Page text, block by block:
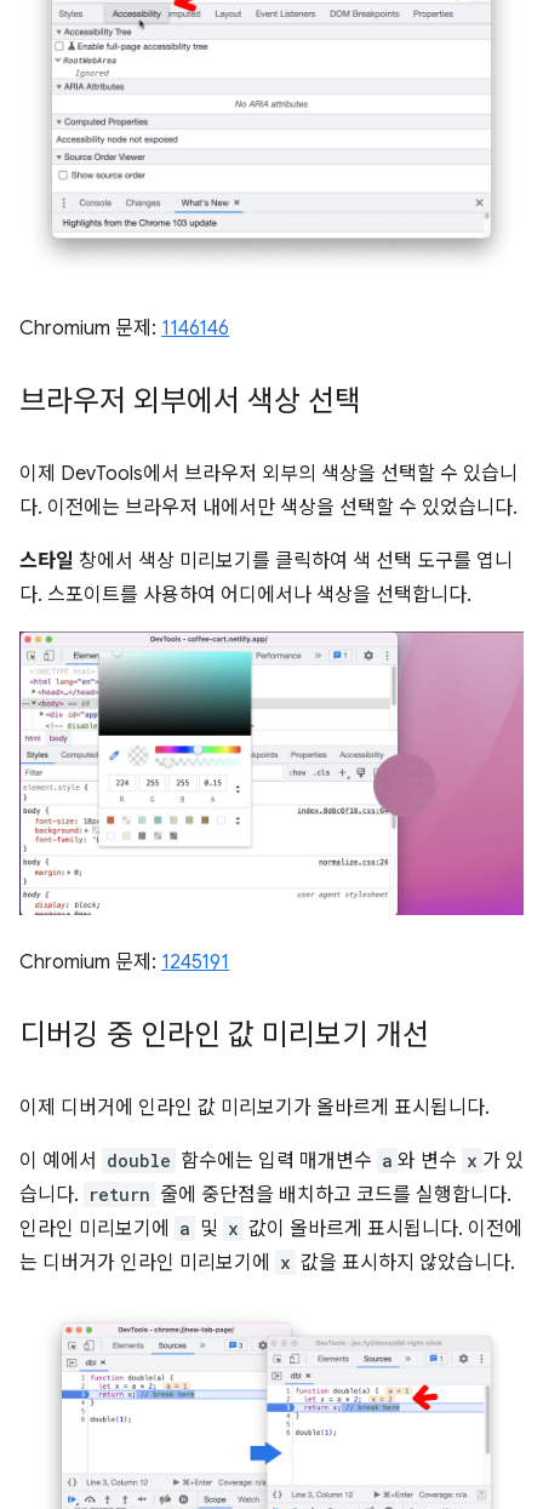
Chromium 문제: 1146146
브라우저 외부에서 색상 선택
이제 DevTools에서 브라우저 외부의 색상을 선택할 수 있습니
다. 이전에는 브라우저 내에서만 색상을 선택할 수 있었습니다.
스타일 창에서 색상 미리보기를 클릭하여 색 선택 도구를 엽니
다. 스포이트를 사용하여 어디에서나 색상을 선택합니다.
Chromium 문제: 1245191
디버깅 중 인라인 값 미리보기 개선
이제 디버거에 인라인 값 미리보기가 올바르게 표시됩니다.
이 예에서 double 함수에는 입력 매개변수 a 와 변수 x 가 있
습니다. return 줄에 중단점을 배치하고 코드를 실행합니다.
인라인 미리보기에
a 및 x 값이 올바르게 표시됩니다. 이전에
는 디버거가 인라인 미리보기에
x 값을 표시하지 않았습니다.